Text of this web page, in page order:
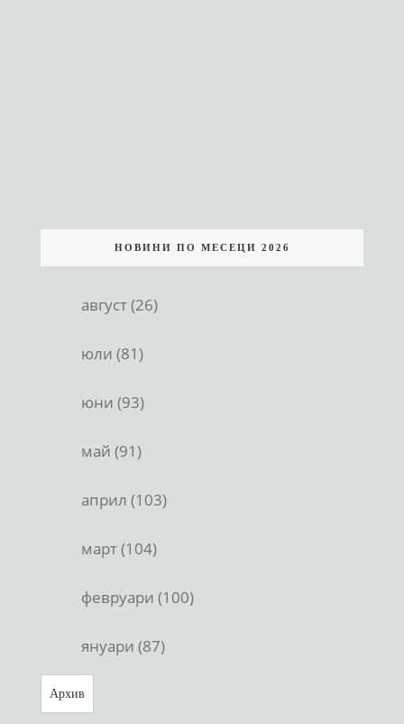
НОВИНИ ПО МЕСЕЦИ 2026
август (26)
юли (81)
юни (93)
май (91)
април (103)
март (104)
февруари (100)
януари (87)
Архив